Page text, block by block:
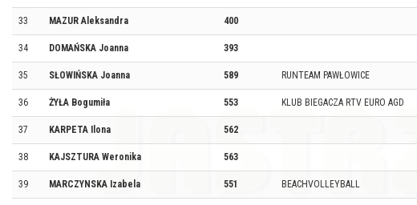
33 MAZUR Aleksandra 400
34 DOMAŃSKA Joanna 393
35 SŁOWIŃSKA Joanna 589 RUNTEAM PAWŁOWICE
36 ŻYŁA Bogumiła 553 KLUB BIEGACZA RTV EURO AGD
37 KARPETA Ilona 562
38 KAJSZTURA Weronika 563
39 MARCZYNSKA Izabela 551 BEACHVOLLEYBALL